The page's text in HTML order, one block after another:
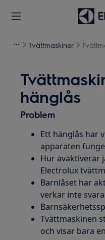
Tvättmaskiner
hänglås
Problem
Ett hänglås har
apparaten
Hur avaktiverar
Electrolux
Barnlåset har
verkar inte svara
Tvättmaskinen
och visar bara